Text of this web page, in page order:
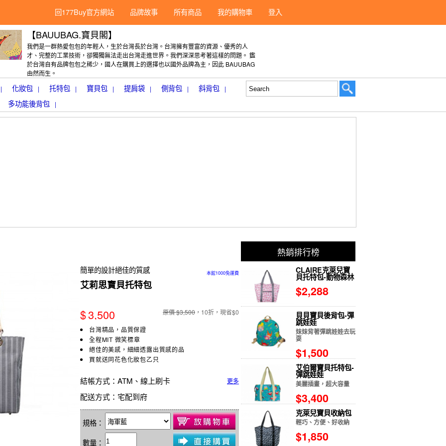
登入
我的購物車
所有商品
品牌故事
回177Buy官方網站
【BAUUBAG.寶貝閣】
我們是一群熱愛包包的年輕人，生於台灣長於台灣。台灣擁有豐富的資源、優秀的人
才、完整的工業技術，卻獨獨無法走出台灣走進世界。我們深深思考著這樣的問題。 鑑
於台灣自有品牌包包之稀少，國人在購買上的選擇也以國外品牌為主，因此 BAUUBAG
由然而生。
|
化妝包 | 托特包 | 寶貝包 | 提肩袋 | 側背包 | 斜背包 |
多功能後背包 |
簡單的設計絕佳的質感 本館1000免運費
艾莉思寶貝托特包
$3,500 原價 $3,500 ，10折，現省$0
台灣精品，品質保證
全程MIT 微笑標章
絕佳的美感，細細透露出質感的品
買就送同花色化妝包乙只
結帳方式 ：ATM、線上刷卡 更多
配送方式 ：宅配到府
規格：
數量：
熱銷排行榜
CLAIRE克萊兒寶
貝托特包-動物森林
$2,288
貝貝寶貝後背包-彈
跳娃娃
妹妹背著彈跳娃娃去玩
耍
$1,500
艾伯爾寶貝托特包-
彈跳娃娃
美麗插畫，超大容量
$3,400
克萊兒寶貝收納包
輕巧、方便、好收納
$1,850